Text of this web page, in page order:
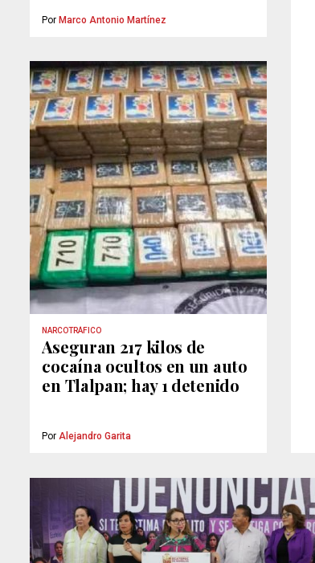
Por Marco Antonio Martínez
NARCOTRÁFICO
Aseguran 217 kilos de
cocaína ocultos en un auto
en Tlalpan; hay 1 detenido
PorAlejandro Garita